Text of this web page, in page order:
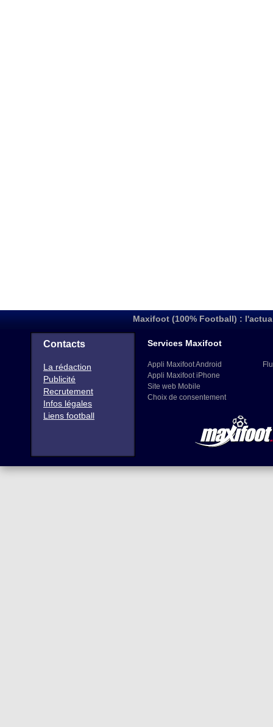
Maxifoot (100% Football) :
Contacts
La rédaction
Publicité
Recrutement
Infos légales
Liens football
Services Maxifoot
Appli Maxifoot Android
Appli Maxifoot iPhone
Site web Mobile
Choix de consentement